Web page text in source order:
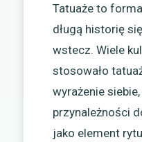
Tatuaże to
długą historię
wstecz. Wiele
stosowało
wyrażenie
przynależności
jako element